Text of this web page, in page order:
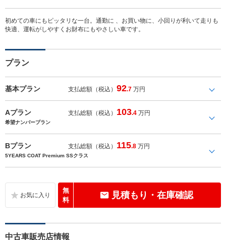
初めての車にもピッタリな一台。通勤に 、お買い物に、小回りが利いて走りも
快適、運転がしやすくお財布にもやさしい車です。
プラン
基本プラン 支払総額（税込）92.7 万円
Aプラン 支払総額（税込） 103.4 万円
希望ナンバープラン
Bプラン 支払総額（税込） 115.8 万円
5YEARS COAT Premium SSクラス
無
料
見積もり・在庫確認
中古車販売店情報